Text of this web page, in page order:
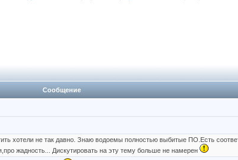
Сообщение
хотели не так давно. Знаю водоемы полностью выбитые ПО.Есть
жадность... Дискутировать на эту тему больше не намерен